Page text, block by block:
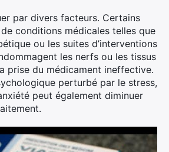
par divers facteurs. Certains
conditions médicales telles que
ou les suites d’interventions
les nerfs ou les tissus
prise du médicament ineffective.
perturbé par le stress,
peut également diminuer